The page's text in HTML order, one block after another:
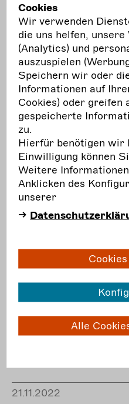
21.11.2022
Cookies
Wir verwenden
die uns helfen,
(Analytics) und
auszuspielen
Speichern wir oder
Informationen auf
Cookies) oder greifen
gespeicherte
zu.
Hierfür benötigen wir
Einwilligung können
Weitere
Anklicken des
unserer
Alle